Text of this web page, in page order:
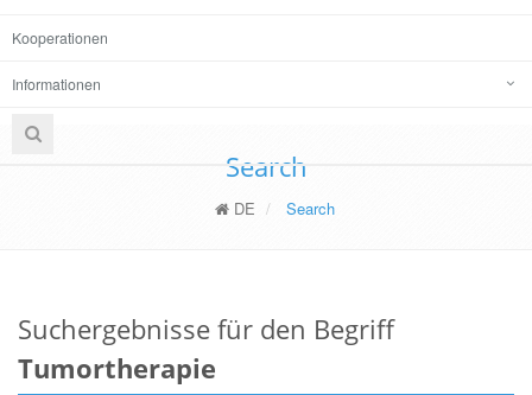
Kooperationen
Informationen
Search
DE Search
Suchergebnisse für den Begriff
Tumortherapie